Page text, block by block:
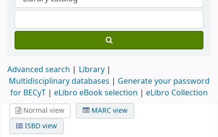
Advanced search
Library
Multidisciplinary databases | Generate your password
for BECyT | eLibro eBook selection | eLibro Collection
Normal view
MARC view
ISBD view